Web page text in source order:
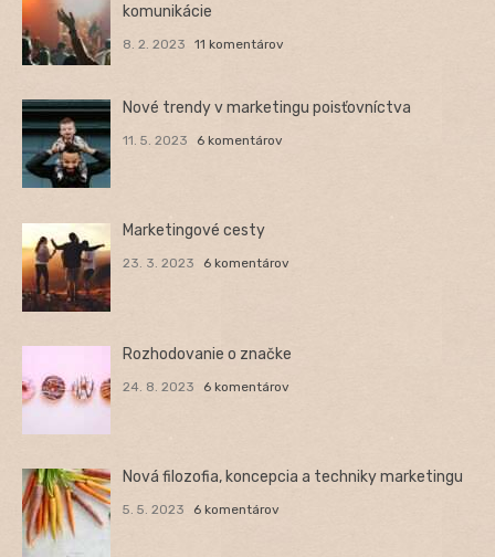
komunikácie
8. 2. 2023 11 komentárov
Nové trendy v marketingu poisťovníctva
11. 5. 2023 6 komentárov
Marketingové cesty
23. 3. 2023 6 komentárov
Rozhodovanie o značke
24. 8. 2023 6 komentárov
Nová filozofia, koncepcia a techniky marketingu
5. 5. 2023 6 komentárov